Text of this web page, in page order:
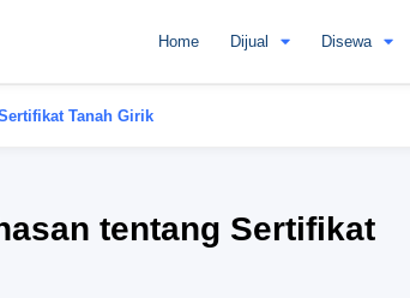
Home Dijual Disewa
Tanah Girik
tentang Sertifikat